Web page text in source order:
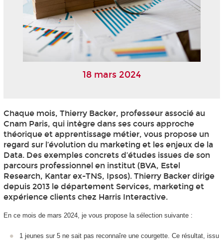
18 mars 2024
Chaque mois, Thierry Backer, professeur associé au
Cnam Paris, qui intègre dans ses cours approche
théorique et apprentissage métier, vous propose un
regard sur l’évolution du marketing et les enjeux de la
Data. Des exemples concrets d’études issues de son
parcours professionnel en institut (BVA, Estel
Research, Kantar ex-TNS, Ipsos). Thierry Backer dirige
depuis 2013 le département Services, marketing et
expérience clients chez Harris Interactive.
En ce mois de mars 2024, je vous propose la sélection suivante :
1 jeunes sur 5 ne sait pas reconnaîre une courgette. Ce résultat, issu